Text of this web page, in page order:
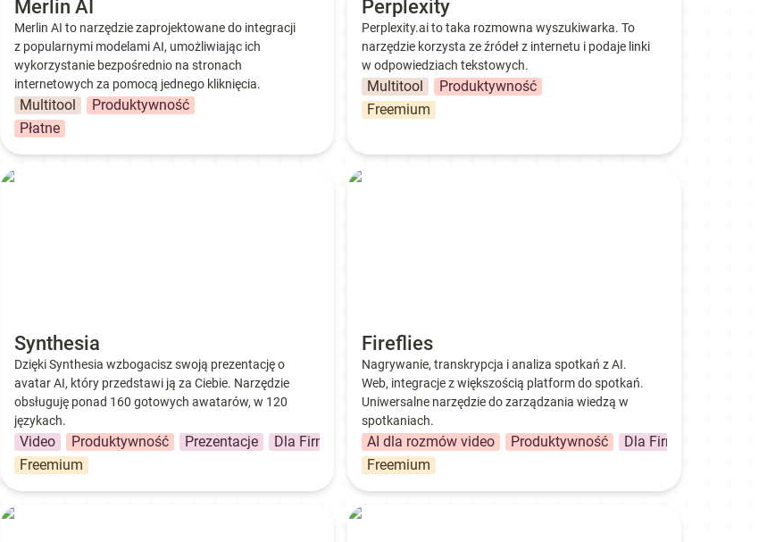
Merlin AI
Merlin AI to narzędzie zaprojektowane do integracji
z popularnymi modelami AI, umożliwiając ich
wykorzystanie bezpośrednio na stronach
internetowych za pomocą jednego kliknięcia.
Multitool
Produktywność
Płatne
Perplexity
Perplexity.ai to taka rozmowna wyszukiwarka. To
narzędzie korzysta ze źródeł z internetu i podaje linki
w odpowiedziach tekstowych.
Multitool
Produktywność
Freemium
Synthesia
Synthesia
Dzięki Synthesia wzbogacisz swoją prezentację o
avatar AI, który przedstawi ją za Ciebie. Narzędzie
obsługuję ponad 160 gotowych awatarów, w 120
językach.
Video Produktywność Prezentacje
Dla Firmy
Freemium
Fireflies
Fireflies
Nagrywanie, transkrypcja i analiza spotkań z AI.
Web, integracje z większością platform do spotkań.
Uniwersalne narzędzie do zarządzania wiedzą w
spotkaniach.
AI dla rozmów video Produktywność
Dla Firmy
Freemium
Brand24 Sana.ai